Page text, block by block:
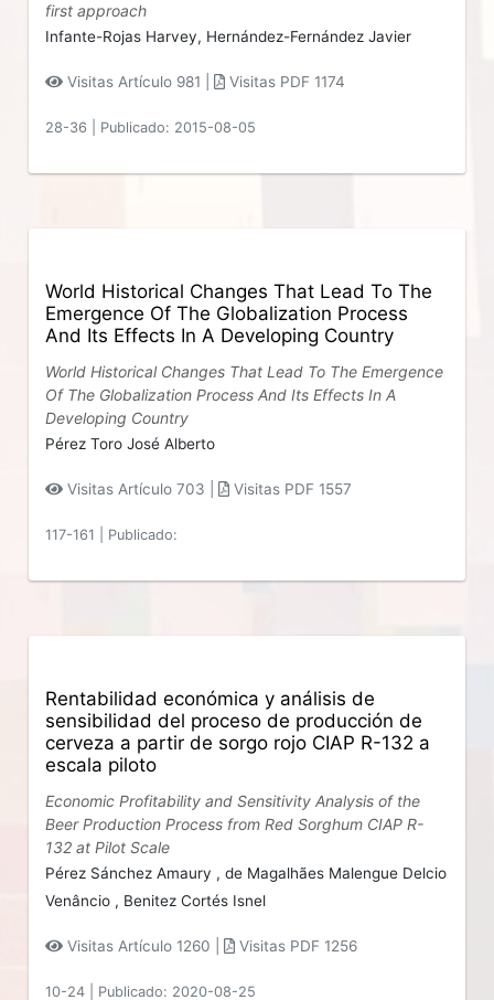
first approach
Infante-Rojas Harvey, Hernández-Fernández Javier
Visitas Artículo 981 | Visitas PDF 1174
28-36 Publicado: 2015-08-05
World Historical Changes That Lead To The
Emergence Of The Globalization Process
And Its Effects In A Developing Country
World Historical Changes That Lead To The Emergence
Of The Globalization Process And Its Effects In A
Developing Country
Pérez Toro José Alberto
Visitas Artículo 703 | Visitas PDF 1557
117-161 Publicado:
Rentabilidad económica y análisis de
sensibilidad del proceso de producción de
cerveza a partir de sorgo rojo CIAP R-132 a
escala piloto
Economic Profitability and Sensitivity Analysis of the
Beer Production Process from Red Sorghum CIAP R-
132 at Pilot Scale
Pérez Sánchez Amaury ,de Magalhães Malengue Delcio
Venâncio , Benitez Cortés Isnel
Visitas Artículo 1260 | Visitas PDF 1256
10-24 Publicado: 2020-08-25